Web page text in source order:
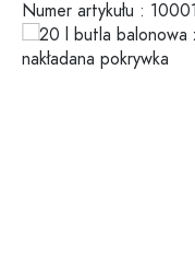
Numer artykułu :